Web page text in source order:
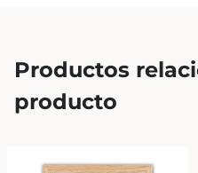
Productos
producto